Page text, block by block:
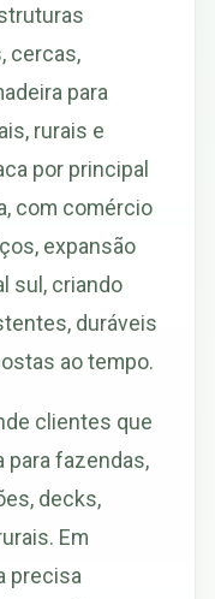
cercas,
para
rurais e
por principal
com comércio
expansão
sul, criando
duráveis
ao tempo.
clientes que
para fazendas,
decks,
Em
precisa